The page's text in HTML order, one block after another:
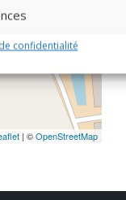
confidentialité
| ©OpenStreetMap